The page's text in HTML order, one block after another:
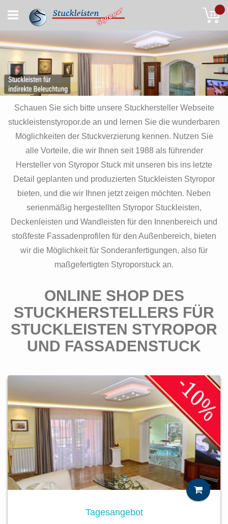
to
Content
Schauen Sie sich bitte unsere Stuckhersteller Webseite
stuckleistenstyropor.de an und lernen Sie die wunderbaren
Möglichkeiten der Stuckverzierung kennen. Nutzen Sie
alle Vorteile, die wir Ihnen seit 1988 als führender
Hersteller von Styropor Stuck mit unseren bis ins letzte
Detail geplanten und produzierten Stuckleisten Styropor
bieten, und die wir Ihnen jetzt zeigen möchten. Neben
serienmäßig hergestellten Styropor Stuckleisten,
Deckenleisten und Wandleisten für den Innenbereich und
stoßfeste Fassadenprofilen für den Außenbereich, bieten
wir die Möglichkeit für Sonderanfertigungen, also für
maßgefertigten Styroporstuck an.
ONLINE SHOP DES
STUCKHERSTELLERS FÜR
STUCKLEISTEN STYROPOR
UND FASSADENSTUCK
Tagesangebot